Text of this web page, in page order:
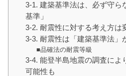
3-1. 建築基準法は、必ず守ら
基準」
3-2. 耐震性に対する考え方は
3-3. 耐震性は「建築基準法」
■品確法の耐震等級
3-4. 能登半島地震の調査によ
可能性も